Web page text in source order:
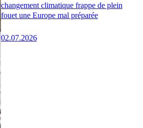
changement climatique frappe de plein
fouet une Europe mal préparée
02.07.2026